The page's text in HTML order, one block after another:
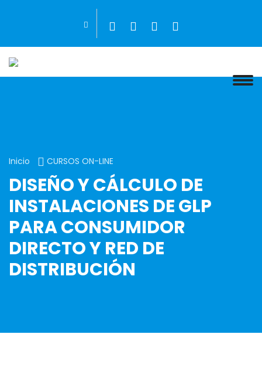
Inicio CURSOS ON-LINE
DISEÑO Y CÁLCULO DE
INSTALACIONES DE GLP
PARA CONSUMIDOR
DIRECTO Y RED DE
DISTRIBUCIÓN